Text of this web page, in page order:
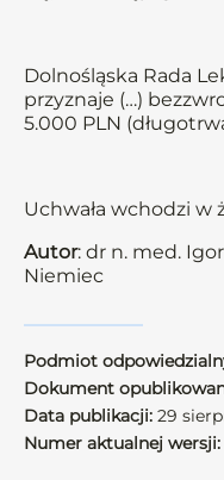
Dolnośląska Rada
przyznaje (…)
5.000 PLN
Uchwała wchodzi w
Autor: dr n. med.
Niemiec
Podmiot
Dokument
Data publikacji: 29
Numer aktualnej wersji: